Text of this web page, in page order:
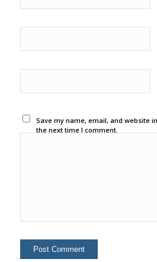
Save my name, email, and website
the next time I comment.